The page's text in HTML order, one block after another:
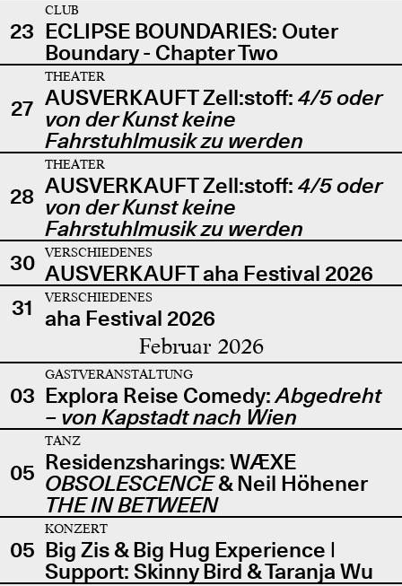
23
CLUB
ECLIPSE BOUNDARIES: Outer
Boundary - Chapter Two
27
THEATER
AUSVERKAUFT Zell:stoff: 4/5 oder
von der Kunst keine
Fahrstuhlmusik zu werden
28
THEATER
AUSVERKAUFT Zell:stoff: 4/5 oder
von der Kunst keine
Fahrstuhlmusik zu werden
30
VERSCHIEDENES
AUSVERKAUFT aha Festival 2026
31
VERSCHIEDENES
aha Festival 2026
Februar 2026
03
GASTVERANSTALTUNG
Explora Reise Comedy:Abgedreht
– von Kapstadt nach Wien
05
TANZ
Residenzsharings: WÆXE
OBSOLESCENCE& Neil Höhener
THE IN BETWEEN
05
KONZERT
Big Zis & Big Hug Experience |
Support: Skinny Bird & Taranja Wu